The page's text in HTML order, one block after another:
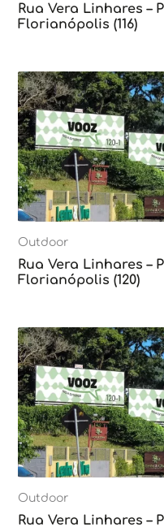
Rua Vera Linhares –
Florianópolis (116)
Outdoor
Rua Vera Linhares –
Florianópolis (120)
Outdoor
Rua Vera Linhares –